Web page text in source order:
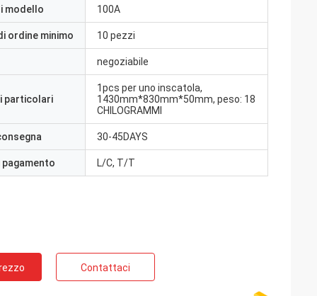
modello 100A
ordine minimo 10 pezzi
negoziabile
particolari
1pcs per uno inscatola,
1430mm*830mm*50mm, peso: 18
CHILOGRAMMI
30-45DAYS
pagamento L/C, T/T
Contattaci